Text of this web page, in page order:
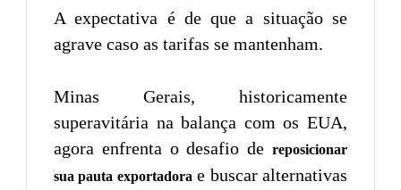
A expectativa é de que a situação se
agrave caso as tarifas se mantenham.
Minas Gerais, historicamente
superavitária na balança com os EUA,
agora enfrenta o desafio de reposicionar
sua pauta exportadora e buscar alternativas